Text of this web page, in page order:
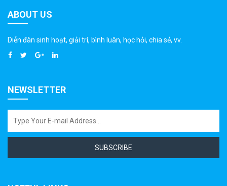
ABOUT US
Diễn đàn sinh hoạt, giải trí, bình luân, học hỏi, chia sẻ, vv.
NEWSLETTER
SUBSCRIBE